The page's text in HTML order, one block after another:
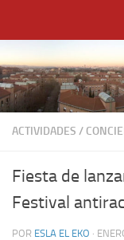
ACTIVIDADES /
Fiesta de
Festival
POR ESLA EL EKO ·